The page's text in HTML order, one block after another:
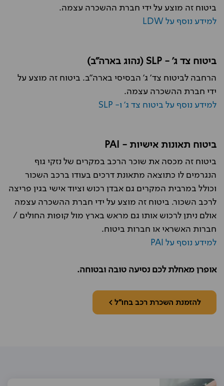
ביטוח זה מוצע על ידי חברת ההשכרה עצמה.
למידע נוסף על LDW
ביטוח צד ג' - SLP (נהוג בארה"ב)
הרחבה לביטוח צד' ג' הבסיסי בארה"ב. ביטוח זה מוצע על
ידי חברת ההשכרה עצמה.
למידע נוסף על ביטוח צד ג' ו- SLP
ביטוח תאונות אישיות - PAI
ביטוח זה מכסה את שוכר הרכב במקרים של נזקי גוף
הנגרמים לו כתוצאה מתאונת דרכים בעודו ברכב השכור
וכולל במרבית המקרים גם אבדן רכוש וציוד אישי בגין פריצה
לרכב השכור. ביטוח זה מוצע על ידי חברת ההשכרה עצמה
אולם ניתן לרכוש אותו גם מראש בארץ מול קופות החולים /
חברות האשראי או חברות ביטוח.
למידע נוסף על PAI
אופרן מאחלת לכם נסיעה טובה ובטוחה.
להזמנת השכרת רכב בחו"ל >